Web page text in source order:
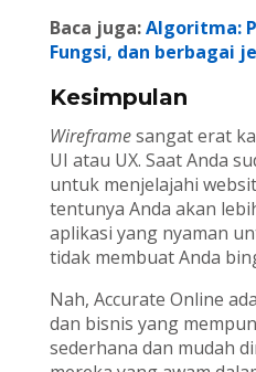
Baca juga:Algoritma:
Fungsi, dan berbagai
Kesimpulan
Wireframesangat erat
UI atau UX. Saat Anda
untuk menjelajahi
tentunya Anda akan
aplikasi yang nyaman
tidak membuat Anda
Nah, Accurate Online
dan bisnis yang
sederhana dan mudah